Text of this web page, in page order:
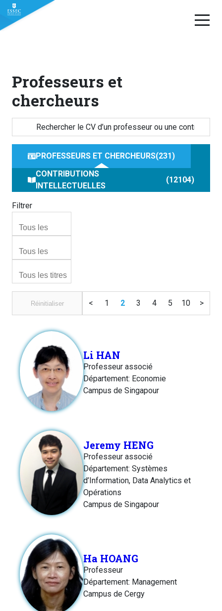
Professeurs et
chercheurs
PROFESSEURS ET CHERCHEURS 231
CONTRIBUTIONS
INTELLECTUELLES
12104
Filtrer
Réinitialiser < 1 2 3 4 5 10 >
Li HAN
Professeur associé
Département: Economie
Campus de Singapour
Jeremy HENG
Professeur associé
Département: Systèmes
d’Information, Data Analytics et
Opérations
Campus de Singapour
Ha HOANG
Professeur
Département: Management
Campus de Cergy